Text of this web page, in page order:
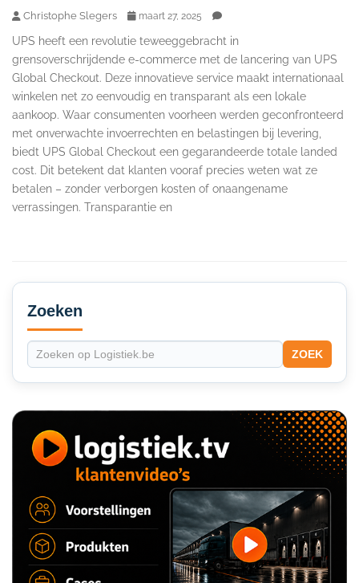
Christophe Slegers maart 27, 2025
UPS heeft een revolutie teweeggebracht in
grensoverschrijdende e-commerce met de lancering van UPS
Global Checkout. Deze innovatieve service maakt internationaal
winkelen net zo eenvoudig en transparant als een lokale
aankoop. Waar consumenten voorheen werden geconfronteerd
met onverwachte invoerrechten en belastingen bij levering,
biedt UPS Global Checkout een gegarandeerde totale landed
cost. Dit betekent dat klanten vooraf precies weten wat ze
betalen – zonder verborgen kosten of onaangename
verrassingen. Transparantie en
Secondary
Sidebar
Zoeken
ZOEK